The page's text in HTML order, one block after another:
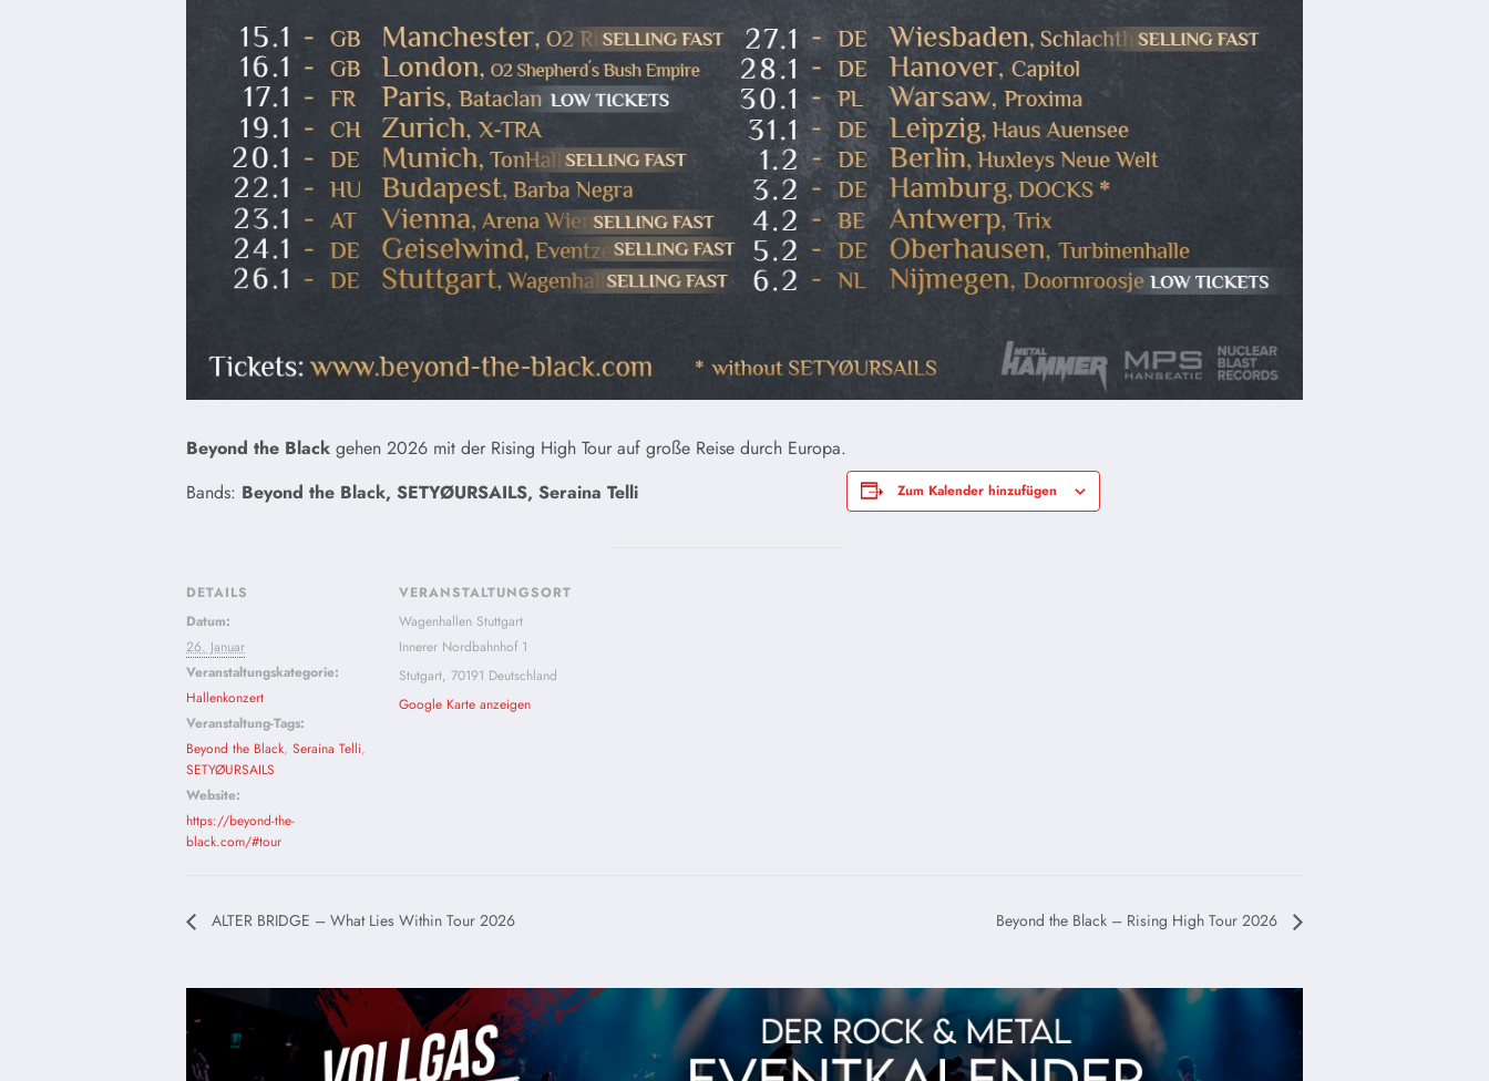
Beyond the Black gehen 2026 mit der Rising High Tour auf große Reise durch Europa.
Bands: Beyond the Black, SETYØURSAILS, Seraina Telli Zum Kalender hinzufügen
DETAILS
Datum:
26. Januar
Veranstaltungskategorie:
Hallenkonzert
Veranstaltung-Tags:
Beyond the Black, Seraina Telli,
SETYØURSAILS
Website:
https://beyond-the-
black.com/#tour
VERANSTALTUNGSORT
Wagenhallen Stuttgart
Innerer Nordbahnhof 1
Stutgart, 70191 Deutschland
Google Karte anzeigen
ALTER BRIDGE – What Lies Within Tour 2026 Beyond the Black – Rising High Tour 2026